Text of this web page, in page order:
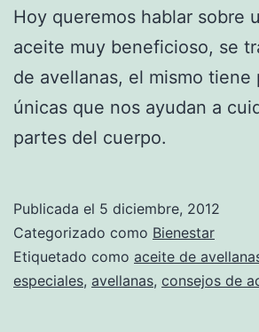
Hoy queremos hablar sobre
aceite muy beneficioso, se
de avellanas, el mismo tiene
únicas que nos ayudan a
partes del cuerpo.
Publicada el 5 diciembre, 2012
Categorizado como Bienestar
Etiquetado como aceite de
especiales, avellanas, consejos de